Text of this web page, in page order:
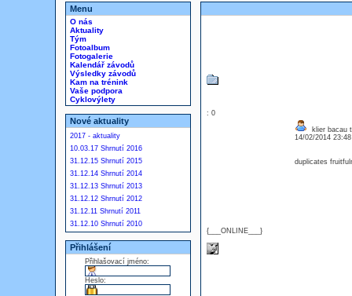
Menu
O nás
Aktuality
Tým
Fotoalbum
Fotogalerie
Kalendář závodů
Výsledky závodů
Kam na trénink
Vaše podpora
Cyklovýlety
Nové aktuality
2017 - aktuality
10.03.17 Shrnutí 2016
31.12.15 Shrnutí 2015
31.12.14 Shrnutí 2014
31.12.13 Shrnutí 2013
31.12.12 Shrnutí 2012
31.12.11 Shrnutí 2011
31.12.10 Shrnutí 2010
Přihlášení
Přihlašovací jméno:
Heslo:
: 0
{___ONLINE___}
klier bacau
14/02/2014
duplicates